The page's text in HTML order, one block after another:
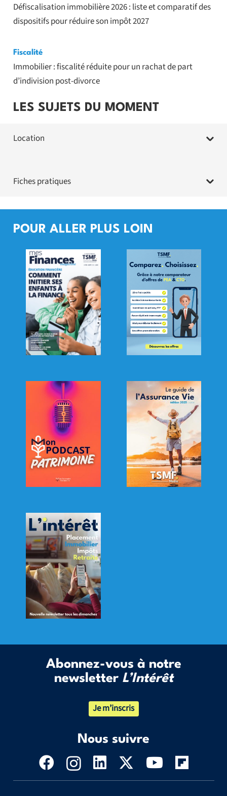
Défiscalisation immobilière 2026 : liste et comparatif des
dispositifs pour réduire son impôt 2027
Fiscalité
Immobilier : fiscalité réduite pour un rachat de part
d’indivision post-divorce
LES SUJETS DU MOMENT
Location
Fiches pratiques
POUR ALLER PLUS LOIN
Abonnez-vous à notre
newsletter L’Intérêt
Je m’inscris
Nous suivre